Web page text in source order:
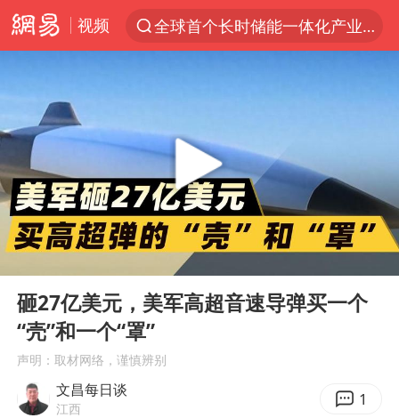
视频
“电影+”如何激发千亿级消费新活力？
胜宏科技：股票交易异常波动
“秋天的第一杯奶茶”6岁了
四川宜宾市高县4.9级地震致1人死亡
上海：台风白海豚或将带来龙卷风
国乒男单横滨冠军赛全军覆没
38岁演员求职万岁山NPC成功
胡彦斌获《歌手2026》歌王
Play
00:00 05:01
砸27亿美元，美军高超音速导弹买一个
“壳”和一个“罩”
声明：取材网络，谨慎辨别
文昌每日谈
江西 1